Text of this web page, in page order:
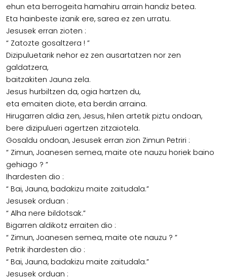
ehun eta berrogeita hamahiru arrain handiz betea.
Eta hainbeste izanik ere, sarea ez zen urratu.
Jesusek erran zioten :
“ Zatozte gosaltzera ! ”
Dizipuluetarik nehor ez zen ausartatzen nor zen
galdatzera,
baitzakiten Jauna zela.
Jesus hurbiltzen da, ogia hartzen du,
eta emaiten diote, eta berdin arraina.
Hirugarren aldia zen, Jesus, hilen artetik piztu ondoan,
bere dizipulueri agertzen zitzaiotela.
Gosaldu ondoan, Jesusek erran zion Zimun Petriri :
“ Zimun, Joanesen semea, maite ote nauzu horiek baino
gehiago ? ”
Ihardesten dio :
“ Bai, Jauna, badakizu maite zaitudala.”
Jesusek orduan :
“ Alha nere bildotsak.”
Bigarren aldikotz erraiten dio :
“ Zimun, Joanesen semea, maite ote nauzu ? ”
Petrik ihardesten dio :
“ Bai, Jauna, badakizu maite zaitudala.”
Jesusek orduan :